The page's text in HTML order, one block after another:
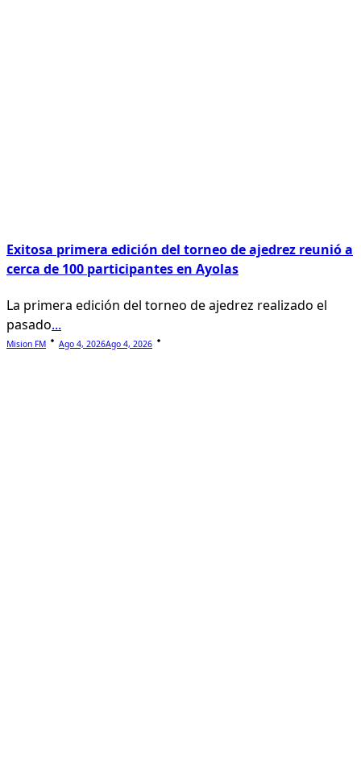
Exitosa primera edición del torneo de ajedrez reunió a
cerca de 100 participantes en Ayolas
La primera edición del torneo de ajedrez realizado el
pasado...
Mision FM Ago 4, 2026Ago 4, 2026